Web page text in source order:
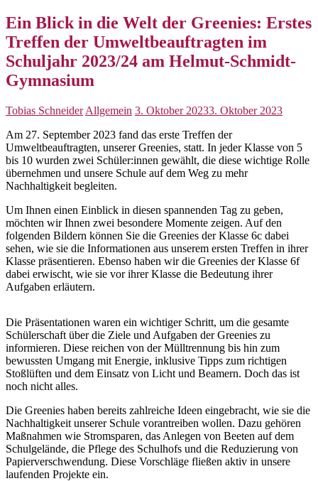
Ein Blick in die Welt der Greenies: Erstes
Treffen der Umweltbeauftragten im
Schuljahr 2023/24 am Helmut-Schmidt-
Gymnasium
Tobias Schneider Allgemein 3. Oktober 20233. Oktober 2023
Am 27. September 2023 fand das erste Treffen der
Umweltbeauftragten, unserer Greenies, statt. In jeder Klasse von 5
bis 10 wurden zwei Schüler:innen gewählt, die diese wichtige Rolle
übernehmen und unsere Schule auf dem Weg zu mehr
Nachhaltigkeit begleiten.
Um Ihnen einen Einblick in diesen spannenden Tag zu geben,
möchten wir Ihnen zwei besondere Momente zeigen. Auf den
folgenden Bildern können Sie die Greenies der Klasse 6c dabei
sehen, wie sie die Informationen aus unserem ersten Treffen in ihrer
Klasse präsentieren. Ebenso haben wir die Greenies der Klasse 6f
dabei erwischt, wie sie vor ihrer Klasse die Bedeutung ihrer
Aufgaben erläutern.
Die Präsentationen waren ein wichtiger Schritt, um die gesamte
Schülerschaft über die Ziele und Aufgaben der Greenies zu
informieren. Diese reichen von der Mülltrennung bis hin zum
bewussten Umgang mit Energie, inklusive Tipps zum richtigen
Stoßlüften und dem Einsatz von Licht und Beamern. Doch das ist
noch nicht alles.
Die Greenies haben bereits zahlreiche Ideen eingebracht, wie sie die
Nachhaltigkeit unserer Schule vorantreiben wollen. Dazu gehören
Maßnahmen wie Stromsparen, das Anlegen von Beeten auf dem
Schulgelände, die Pflege des Schulhofs und die Reduzierung von
Papierverschwendung. Diese Vorschläge fließen aktiv in unsere
laufenden Projekte ein.